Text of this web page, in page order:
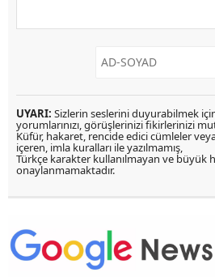
UYARI: Sizlerin seslerini duyurabilmek
yorumlarınızı, görüşlerinizi fikirlerinizi
Küfür, hakaret, rencide edici cümleler
içeren, imla kuralları ile yazılmamış,
Türkçe karakter kullanılmayan ve büyük
onaylanmamaktadır.